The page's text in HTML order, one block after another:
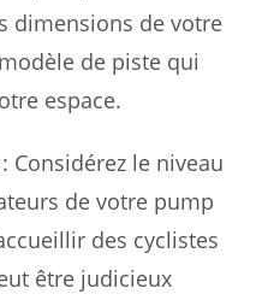
dimensions de votre
de piste qui
espace.
Considérez le niveau
de votre pump
des cyclistes
être judicieux